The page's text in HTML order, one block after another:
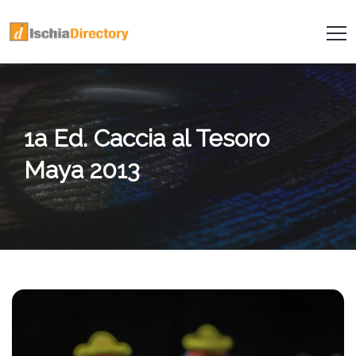
1a Ed. Caccia al Tesoro
Maya 2013